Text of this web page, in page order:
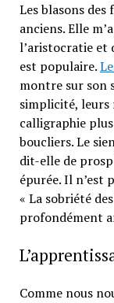
Les blasons
anciens. Elle
l’aristocratie et
est populaire.
montre sur son
simplicité, leurs
calligraphie
boucliers. Le
dit-elle de
épurée. Il n’est
« La sobriété
profondément
Comme nous